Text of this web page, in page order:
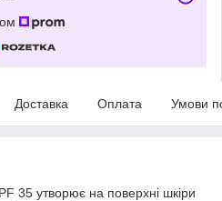
Доставка Оплата Умови
35 утворює на поверхні шкіри